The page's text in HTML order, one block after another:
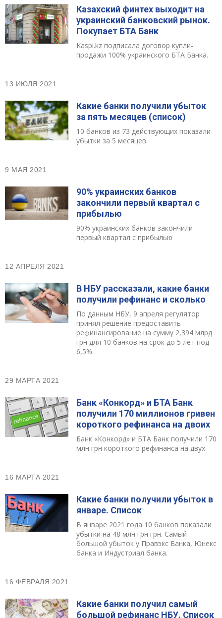
Казахский финтех выходит на
украинский банковский рынок.
Покупает БТА Банк
Kaspi.kz подписала договор купли-
продажи 100% украинского БТА Банка.
13 ИЮЛЯ 2021
Какие банки получили убыток
за пять месяцев (список)
10 банков из 73 действующих показали
убытки за 5 месяцев.
9 МАЯ 2021
90% украинских банков
закончили первый квартал с
прибылью
90% украинских банков закончили
первый квартал с прибылью
12 АПРЕЛЯ 2021
В НБУ рассказали, какие банки
получили рефинанс и сколько
По данным НБУ, 9 апреля регулятор
принял решение предоставить
рефинансирование на сумму 2,394 млрд
грн для 10 банков на срок до 5 лет под
6,5%.
29 МАРТА 2021
Банк «Конкорд» и БТА Банк
получили 170 миллионов гривен
короткого рефинанса на двоих
Банк «Конкорд» и БТА Банк получили 170
млн грн короткого рефинанса на двух
16 МАРТА 2021
Какие банки получили убыток в
январе. Список
В январе 2021 года 10 банков показали
убытки на 48 млн грн грн. Самый
большой убыток у Правэкс Банка, Юнекс
банка и Индустриал банка.
16 ФЕВРАЛЯ 2021
Какие банки получил самый
большой рефинанс НБУ. Список